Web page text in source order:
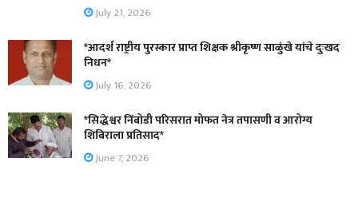
July 21, 2026
*आदर्श राष्ट्रीय पुरस्कार प्राप्त शिक्षक श्रीकृष्ण साळुंखे यांचे दुःखद
निधन*
July 16, 2026
*सिद्धेश्वर निंबोडी परिसरात मोफत नेत्र तपासणी व आरोग्य
शिबिराला प्रतिसाद*
June 7, 2026